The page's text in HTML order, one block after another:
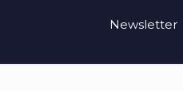
Newsletter